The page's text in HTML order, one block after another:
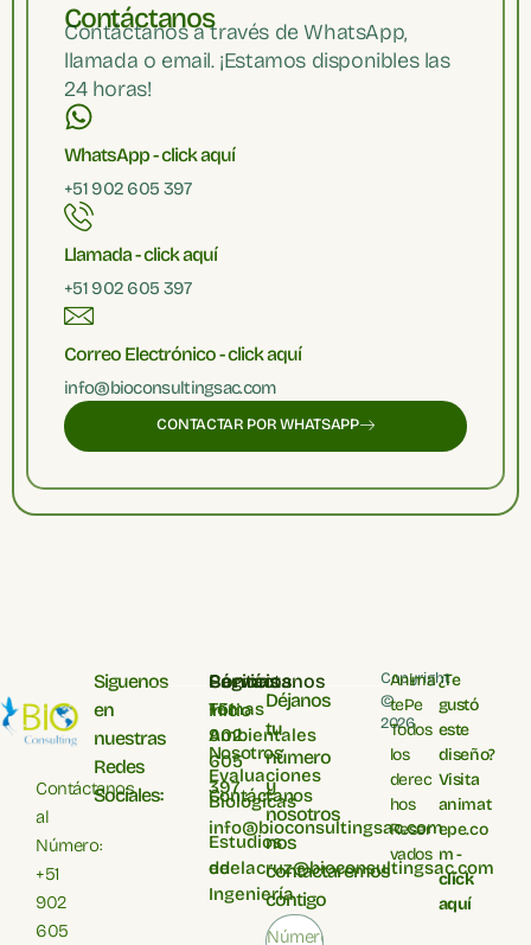
Contáctanos
Contáctanos a través de WhatsApp,
llamada o email. ¡Estamos disponibles las
24 horas!
WhatsApp - click aquí
+51 902 605 397
Llamada - click aquí
+51 902 605 397
Correo Electrónico - click aquí
info@bioconsultingsac.com
CONTACTAR POR WHATSAPP
Siguenos
en
nuestras
Redes
Sociales:
Contáctanos
+51
902
605
397
info@bioconsultingsac.com
edelacruz@bioconsultingsac.com​
Páginas
Inicio
Nosotros
Contáctanos
Servicios
Temas
Ambientales
Evaluaciones
Biológicas
Estudios
de
Ingeniería
Déjanos
tu
número
y
nosotros
nos
contactaremos
contigo
¿Te
gustó
este
diseño?
Visita
animat
epe.co
m -
click
aquí
Copyright
©
2026
Anima
tePe
Todos
los
derec
hos
Reser
vados
Contáctanos
al
Número:
+51
902
605